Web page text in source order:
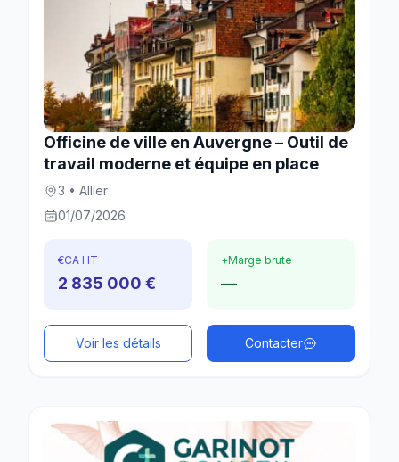
Officine de ville en Auvergne – Outil de
travail moderne et équipe en place
3 • Allier
01/07/2026
€CA HT
2 835 000 €
+Marge brute
—
Voir les détails Contacter